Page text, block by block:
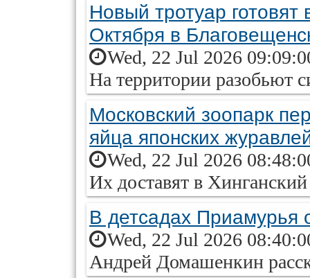
Новый тротуар
Октября в
Wed, 22 Jul 2026
На территории разобьют
Московский зоопарк
яйца японских
Wed, 22 Jul 2026
Их доставят в
В детсадах Приамурья
Wed, 22 Jul 2026
Андрей Домашенкин